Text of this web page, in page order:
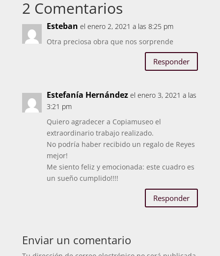
2 Comentarios
Esteban el enero 2, 2021 a las 8:25 pm
Otra preciosa obra que nos sorprende
Responder
Estefanía Hernández el enero 3, 2021 a las
3:21 pm
Quiero agradecer a Copiamuseo el
extraordinario trabajo realizado.
No podría haber recibido un regalo de Reyes
mejor!
Me siento feliz y emocionada: este cuadro es
un sueño cumplido!!!!
Responder
Enviar un comentario